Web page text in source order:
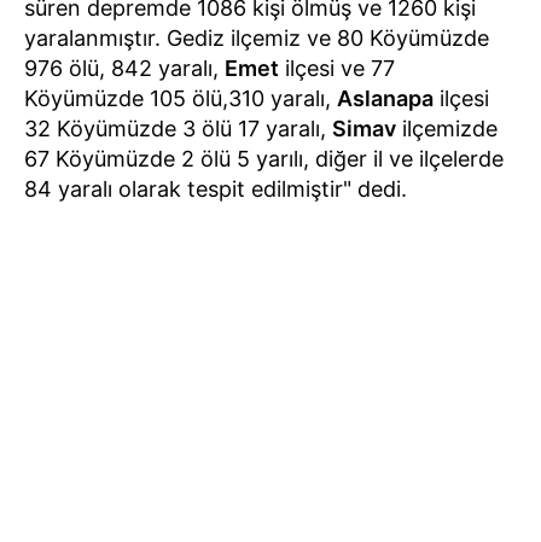
süren depremde 1086 kişi ölmüş ve 1260 kişi
yaralanmıştır. Gediz ilçemiz ve 80 Köyümüzde
976 ölü, 842 yaralı, Emet ilçesi ve 77
Köyümüzde 105 ölü,310 yaralı, Aslanapa ilçesi
32 Köyümüzde 3 ölü 17 yaralı, Simav ilçemizde
67 Köyümüzde 2 ölü 5 yarılı, diğer il ve ilçelerde
84 yaralı olarak tespit edilmiştir" dedi.